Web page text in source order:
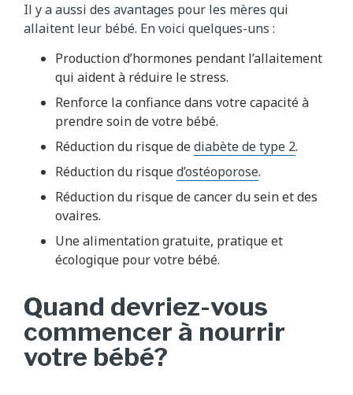
Il y a aussi des avantages pour les mères qui
allaitent leur bébé. En voici quelques-uns :
Production d’hormones pendant l’allaitement
qui aident à réduire le stress.
Renforce la confiance dans votre capacité à
prendre soin de votre bébé.
Réduction du risque dediabète de type 2.
Réduction du risqued’ostéoporose.
Réduction du risque de cancer du sein et des
ovaires.
Une alimentation gratuite, pratique et
écologique pour votre bébé.
Quand devriez-vous
commencer à nourrir
votre bébé?